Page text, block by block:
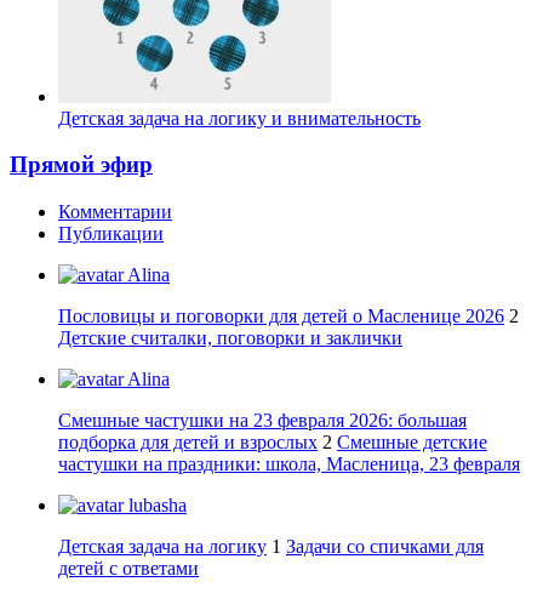
Детская задача на логику и внимательность
Прямой эфир
Комментарии
Публикации
Alina
Пословицы и поговорки для детей о Масленице 2026 2
Детские считалки, поговорки и заклички
Alina
Смешные частушки на 23 февраля 2026: большая
подборка для детей и взрослых 2 Смешные детские
частушки на праздники: школа, Масленица, 23 февраля
lubasha
Детская задача на логику 1 Задачи со спичками для
детей с ответами